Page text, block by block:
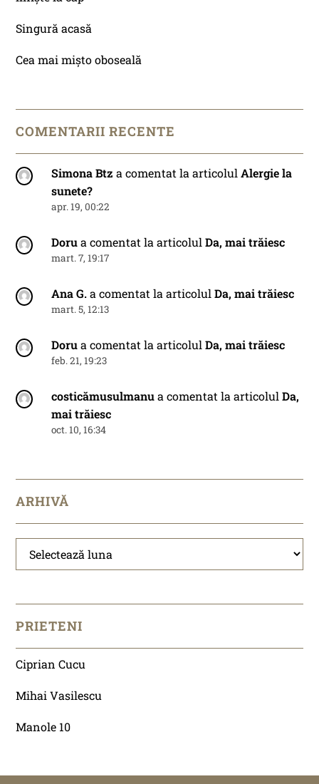
Singură acasă
Cea mai mișto oboseală
COMENTARII RECENTE
Simona Btz a comentat la articolulAlergie la
sunete?
apr. 19, 00:22
Dorua comentat la articolulDa, mai trăiesc
mart. 7, 19:17
Ana G.a comentat la articolulDa, mai trăiesc
mart. 5, 12:13
Dorua comentat la articolulDa, mai trăiesc
feb. 21, 19:23
costicămusulmanua comentat la articolulDa,
mai trăiesc
oct. 10, 16:34
ARHIVĂ
Arhivă
PRIETENI
Ciprian Cucu
Mihai Vasilescu
Manole 10